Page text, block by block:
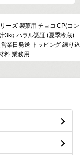
ーズ 製菓用 チョコ CP(コン
3kg ハラル認証 (夏季冷蔵)
業日発送 トッピング 練り込
料 業務用